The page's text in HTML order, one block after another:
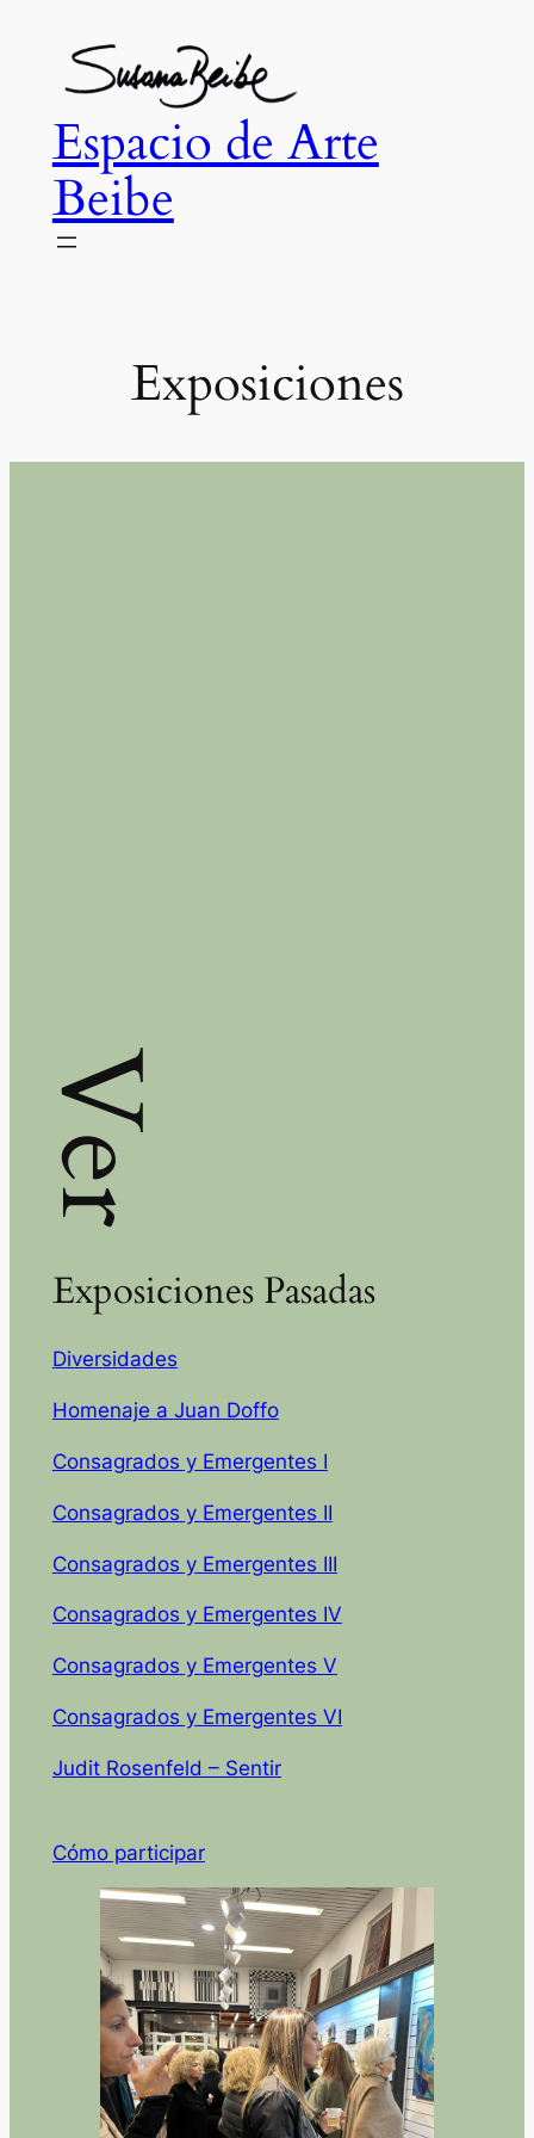
content
Espacio de Arte
Beibe
Exposiciones
Ver
Exposiciones Pasadas
Diversidades
Homenaje a Juan Doffo
Consagrados y Emergentes I
Consagrados y Emergentes II
Consagrados y Emergentes III
Consagrados y Emergentes IV
Consagrados y Emergentes V
Consagrados y Emergentes VI
Judit Rosenfeld – Sentir
Cómo participar